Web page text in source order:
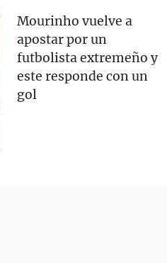
Mourinho vuelve a
apostar por un
futbolista extremeño y
este responde con un
gol